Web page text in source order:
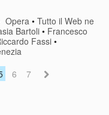
Opera • Tutto il Web ne
Bartoli • Francesco
Fassi •
6 7